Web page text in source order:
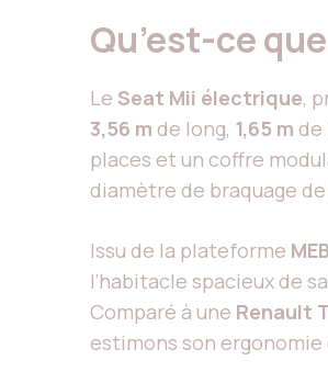
Qu’est-ce
Le Seat Mii électrique,
3,56 m de long, 1,65 m de
places et un coffre
diamètre de braquage de
Issu de la plateforme
l’habitacle spacieux de
Comparé à une Renault
estimons son